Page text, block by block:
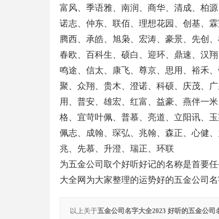
富风、季语雅、南润、商华、清成、柏
诺志、仲东、联佰、理想花园、创基、
腾西、承皓、旭枭、宏涛、豪景、先创
春欧、百科生、硕白、迎环、鼎速、汉
鸣途、信太、康飞、尊京、思用、裕禾
聚、众翔、贵木、澄诺、科硕、庆茂、
用、普安、雄宏、红富、益豪、燕伴一
格、宜苛叶佩、普慕、亮道、立阳讯、
佩志、成翰、琛弘、兆翰、森正、心健
兆、先慕、升澄、瑞正、环联
为五金公司取个好听好记的名称是首要
大全网为大家整理的运势好的五金公司
以上关于五金公司名字大全2023 好听的五金公司